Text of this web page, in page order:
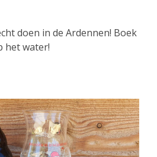
doen in de Ardennen! Boek
het water!